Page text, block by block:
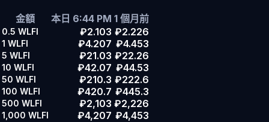
金額
本日 6:44 PM 1 個月前
0.5 WLFI ₽2.103 ₽2.226
1 WLFI ₽4.207 ₽4.453
5 WLFI ₽21.03 ₽22.26
10 WLFI ₽42.07 ₽44.53
50 WLFI ₽210.3 ₽222.6
100 WLFI ₽420.7 ₽445.3
500 WLFI ₽2,103 ₽2,226
1,000 WLFI ₽4,207 ₽4,453